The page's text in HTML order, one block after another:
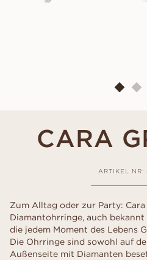
CARA
ARTIKEL NR:
Zum Alltag oder zur Party:
Diamantohrringe, auch bekannt
die jedem Moment des Lebens
Die Ohrringe sind sowohl auf
Außenseite mit Diamanten